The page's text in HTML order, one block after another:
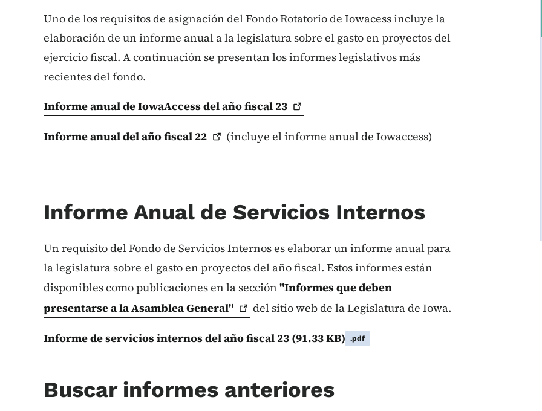
Uno de los requisitos de asignación del Fondo Rotatorio de Iowacess incluye la
elaboración de un informe anual a la legislatura sobre el gasto en proyectos del
ejercicio fiscal. A continuación se presentan los informes legislativos más
recientes del fondo.
Informe anual de IowaAccess del año fiscal 23
Informe anual del año fiscal 22 (incluye el informe anual de Iowaccess)
Informe Anual de Servicios Internos
Un requisito del Fondo de Servicios Internos es elaborar un informe anual para
la legislatura sobre el gasto en proyectos del año fiscal. Estos informes están
disponibles como publicaciones en la sección "Informes que deben
presentarse a la AsambleaGeneral"
del sitio web de la Legislatura de Iowa.
Informe de servicios internos del año fiscal 23 (91.33 KB) .pdf
Buscar informes anteriores